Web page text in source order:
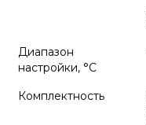
Диапазон
настройки, °С
Комплектность